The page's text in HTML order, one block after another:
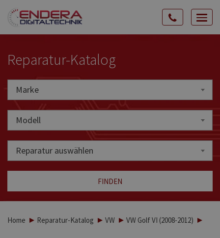
Reparatur-Katalog
MarkeMarke
Modell
Reparatur auswählen
FINDEN
Home Reparatur-Katalog VW VW Golf VI (2008-2012)